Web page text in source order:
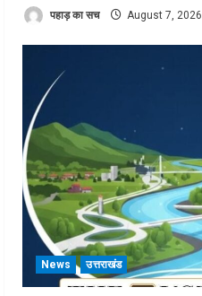
पहाड़ का सच August 7, 2026
News उत्तराखंड